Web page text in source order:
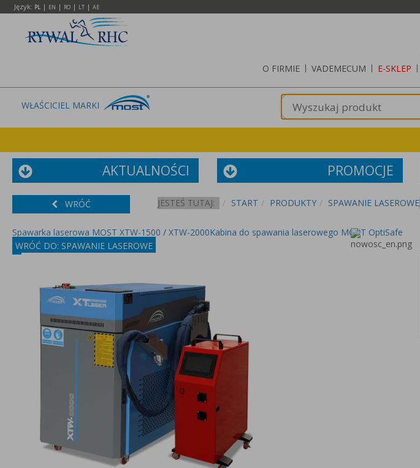
Język: PL | EN | RO | LT | AE
O FIRMIE | VADEMECUM | E-SKLEP |
WŁAŚCICIEL MARKI
AKTUALNOŚCI PROMOCJE
WRÓĆ JESTEŚ TUTAJ: START PRODUKTY SPAWANIE LASEROWE
Spawarka laserowa MOST XTW-1500 / XTW-2000Kabina do spawania laserowego MOST OptiSafe
WRÓĆ DO: SPAWANIE LASEROWE